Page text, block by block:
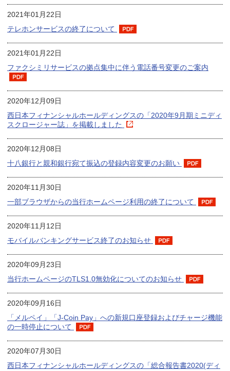
2021年01月22日
テレホンサービスの終了について
2021年01月22日
ファクシミリサービスの拠点集中に伴う電話番号変更のご案内
2020年12月09日
西日本フィナンシャルホールディングスの「2020年9月期ミニディ
スクロージャー誌」を掲載しました
2020年12月08日
十八銀行と親和銀行宛て振込の登録内容変更のお願い
2020年11月30日
一部ブラウザからの当行ホームページ利用の終了について
2020年11月12日
モバイルバンキングサービス終了のお知らせ
2020年09月23日
当行ホームページのTLS1.0無効化についてのお知らせ
2020年09月16日
「メルペイ」「J-Coin Pay」への新規口座登録およびチャージ機能
の一時停止について
2020年07月30日
西日本フィナンシャルホールディングスの「総合報告書2020(ディ